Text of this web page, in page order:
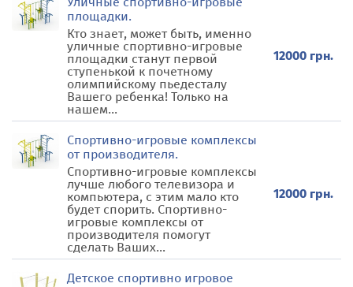
площадки.
Кто знает, может быть, именно
уличные спортивно-игровые
площадки станут первой
ступенькой к почетному
олимпийскому пьедесталу
Вашего ребенка! Только на
нашем...
12000 грн.
Спортивно-игровые комплексы
от производителя.
Спортивно-игровые комплексы
лучше любого телевизора и
компьютера, с этим мало кто
будет спорить. Спортивно-
игровые комплексы от
производителя помогут
сделать Ваших...
12000 грн.
Детское спортивно игровое